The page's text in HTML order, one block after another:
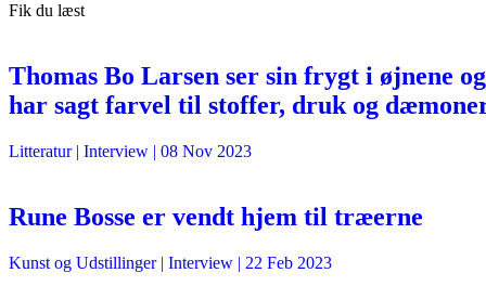
Fik du læst
Thomas Bo Larsen ser sin frygt i øjnene og
har sagt farvel til stoffer, druk og
Litteratur| Interview | 08 Nov 2023
Rune Bosse er vendt hjem til træerne
Kunst og Udstillinger| Interview | 22 Feb 2023